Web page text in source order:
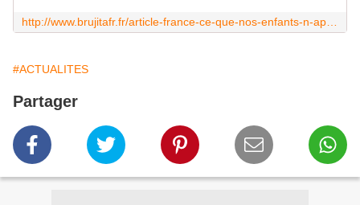
#ACTUALITES
Partager